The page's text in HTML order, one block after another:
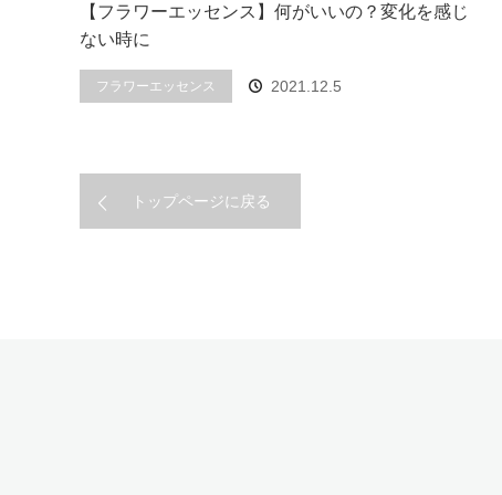
【フラワーエッセンス】何がいいの？変化を感じ
ない時に
フラワーエッセンス 2021.12.5
トップページに戻る